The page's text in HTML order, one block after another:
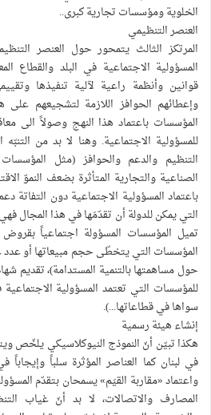
الخلوية ومؤسسات تجارية كبرى..
العنصر التنظيمي
المرتكز الثالث يتمحور حول العنصر
المسؤولية الاجتماعية في البلد والقطاع
قوانين وأنظمة راعية لآلية تنفيذها
وإعطائهم الحوافز اللازمة لتشجيعهم على
المؤسسات باعتماد هذا النهج وصولاً الى
للمسؤولية الاجتماعية. وهنا لا بد من
التنظيم والدعم والحوافز (مثل المؤسسات
الصناعية والتجارية المتأثرة بضعف النموّ
باعتماد المسؤولية الاجتماعية دون التفاتة
التي يمكن للدولة أن تقدّمَها في هذا المجال
تميل المؤسسات المسؤولة اجتماعياً
المؤسسات التي يتخطّى حجم مبيعاتها أو عدد
حول مساهمتها بالتنمية المستدامة)، تقديم
للمؤسسات التي تعتمد المسؤولية
سواها في قطاعاتها...).
إنشاء هيئة رسمية
هكذا تبيّن أنّ النموذج النيوكلاسيكي يلخّص
في لبنان كما العناصر المؤثرة سلباً وإيجاباً
واعتماد «مقاربة القيَم» يسمحان بتقدّم
المصارف والاتصالات، لا بد أنّ غياب